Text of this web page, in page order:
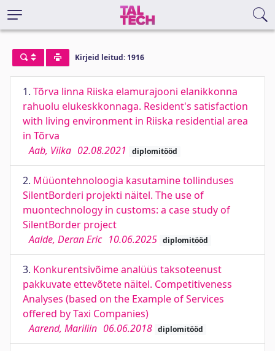
Kirjeid leitud: 1916
1. Tõrva linna Riiska elamurajooni elanikkonna
rahuolu elukeskkonnaga. Resident's satisfaction
with living environment in Riiska residential area
in Tõrva
Aab, Viika 02.08.2021 diplomitööd
2. Müüontehnoloogia kasutamine tollinduses
SilentBorderi projekti näitel. The use of
muontechnology in customs: a case study of
SilentBorder project
Aalde, Deran Eric 10.06.2025 diplomitööd
3. Konkurentsivõime analüüs taksoteenust
pakkuvate ettevõtete näitel. Competitiveness
Analyses (based on the Example of Services
offered by Taxi Companies)
Aarend, Mariliin 06.06.2018 diplomitööd